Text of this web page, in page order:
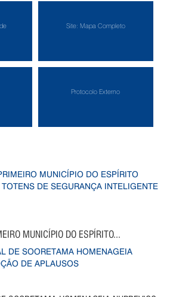
Site: Mapa Completo
Protocolo Externo
MUNICÍPIO DO ESPÍRITO...